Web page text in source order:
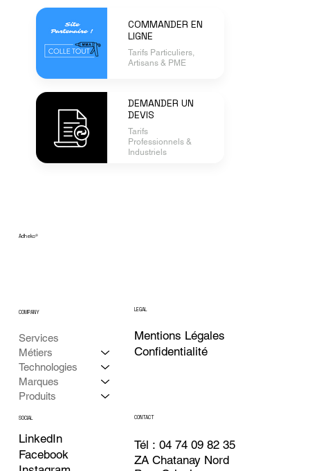
COMMANDER EN
LIGNE
Tarifs Particuliers,
Artisans & PME
DEMANDER UN
DEVIS
Tarifs
Professionnels &
Industriels
Adheko®
Services
Métiers
Technologies
Marques
Produits
COMPANY LEGAL
Confidentialité
Mentions Légales
SOCIAL
LinkedIn
Facebook
CONTACT
Tél : 04 74 09 82 35
ZA Chatanay Nord